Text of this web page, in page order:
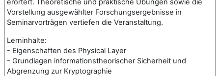
Vorstellung ausgewählter Forschungsergebnisse in
Seminarvorträgen vertiefen die Veranstaltung.
Lerninhalte:
- Eigenschaften des Physical Layer
- Grundlagen informationstheorischer Sicherheit und
Abgrenzung zur Kryptographie